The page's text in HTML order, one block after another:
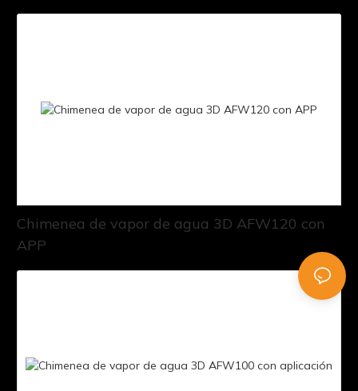
Chimenea de vapor de agua 3D AFW120 con
APP